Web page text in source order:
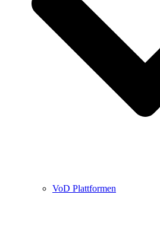
VoD Plattformen